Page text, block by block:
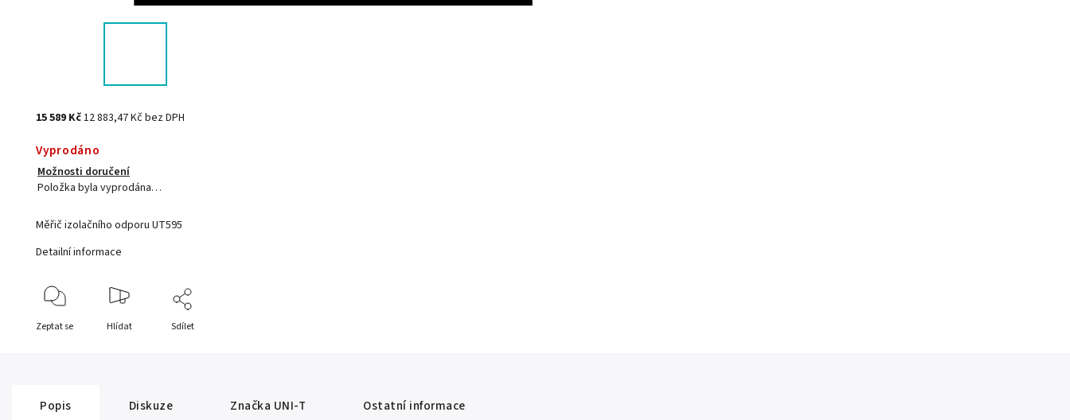
15 589 Kč12 883,47 Kč bez DPH
Vyprodáno
Možnosti doručení
Položka byla vyprodána…
Měřič izolačního odporu UT595
Detailní informace
Zeptat se Hlídat Sdílet
Popis Diskuze Značka UNI-T Ostatní informace